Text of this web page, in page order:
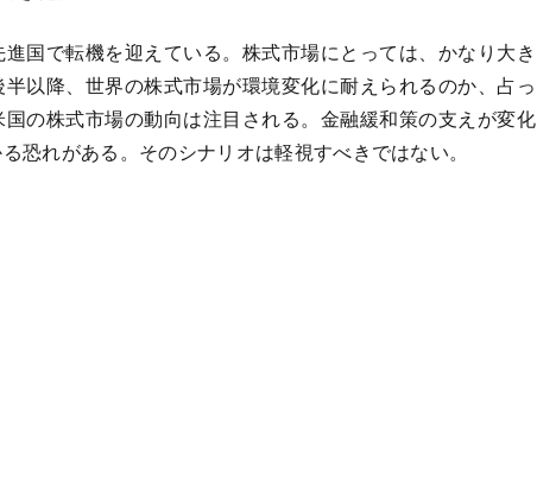
国で転機を迎えている。株式市場にとっては、かなり大き
以降、世界の株式市場が環境変化に耐えられるのか、占っ
の株式市場の動向は注目される。金融緩和策の支えが変化
恐れがある。そのシナリオは軽視すべきではない。